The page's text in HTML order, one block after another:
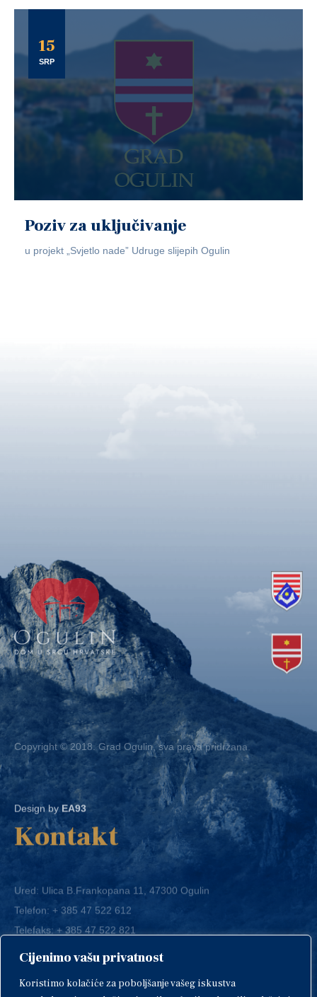
Cijenimo vašu privatnost
Koristimo kolačiće za poboljšanje vašeg iskustva
15
SRP
Poziv za uključivanje
u projekt „Svjetlo nade” Udruge slijepih Ogulin
Copyright © 2018. Grad Ogulin, sva prava pridržana.
Design by EA93
Kontakt
Telefon:+ 385 47 522 612
Telefaks:+ 385 47 522 821
E-mail:grad-ogulin@ogulin.hr